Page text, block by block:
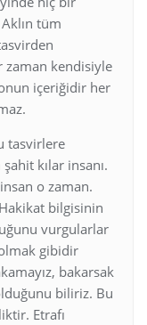
tüm
zaman kendisiyle
içeriğidir her
tasvirlere
kılar insanı.
o zaman.
bilgisinin
vurgularlar
gibidir
bakarsak
biliriz. Bu
Etrafı